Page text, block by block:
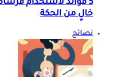
5 فوائد لاستخدام
خالٍ من الحكة
نصائح